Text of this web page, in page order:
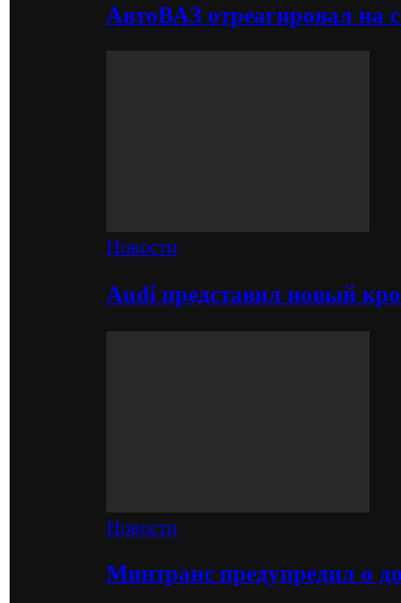
АвтоВАЗ отреагировал на
Новости
Audi представил новый
Новости
Минтранс предупредил о